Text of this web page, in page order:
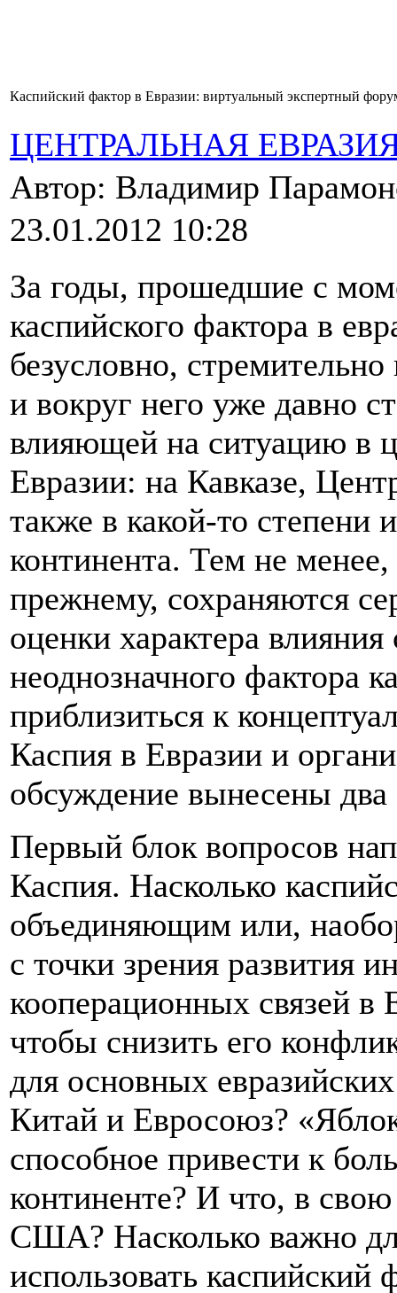
Каспийский фактор в Евразии: виртуальный экспертный
ЦЕНТРАЛЬНАЯ
Автор: Владимир
23.01.2012 10:28
За годы, прошедшие с
каспийского фактора в
безусловно,
и вокруг него уже давно
влияющей на ситуацию в
Евразии: на Кавказе,
также в какой-то степени
континента. Тем не
прежнему, сохраняются
оценки характера
неоднозначного фактора
приблизиться к
Каспия в Евразии и
обсуждение вынесены два
Первый блок вопросов
Каспия. Насколько
объединяющим или,
с точки зрения развития
кооперационных связей в
чтобы снизить его
для основных
Китай и Евросоюз?
способное привести к
континенте? И что, в
США? Насколько важно
использовать каспийский